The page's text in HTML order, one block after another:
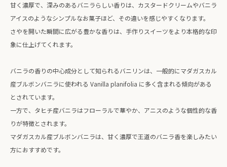
甘く濃厚で、深みのあるバニラらしい香りは、カスタードクリームやバニラ
アイスのようなシンプルなお菓子ほど、その違いを感じやすくなります。
さやを開いた瞬間に広がる豊かな香りは、手作りスイーツをより本格的な印
象に仕上げてくれます。
バニラの香りの中心成分として知られるバニリンは、一般的にマダガスカル
産ブルボンバニラに使われる Vanilla planifolia に多く含まれる傾向がある
とされています。
一方で、タヒチ産バニラはフローラルで華やか、アニスのような個性的な香
りが特徴とされます。
マダガスカル産ブルボンバニラは、甘く濃厚で王道のバニラ香を楽しみたい
方におすすめです。